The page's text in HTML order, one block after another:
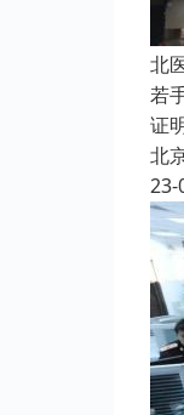
北
若
证
北
23-